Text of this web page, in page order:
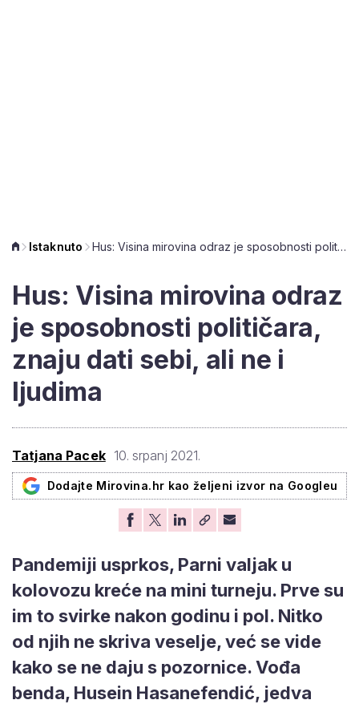
Istaknuto Hus: Visina mirovina odraz je sposobnosti političara, znaju dati sebi, ali ne i ljudima
Hus: Visina mirovina odraz
je sposobnosti političara,
znaju dati sebi, ali ne i
ljudima
Tatjana Pacek 10. srpanj 2021.
Dodajte Mirovina.hr kao željeni izvor na Googleu
Pandemiji usprkos, Parni valjak u
kolovozu kreće na mini turneju. Prve su
im to svirke nakon godinu i pol. Nitko
od njih ne skriva veselje, već se vide
kako se ne daju s pozornice. Vođa
benda, Husein Hasanefendić, jedva